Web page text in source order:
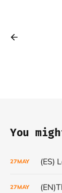
You
27MAY
27MAY